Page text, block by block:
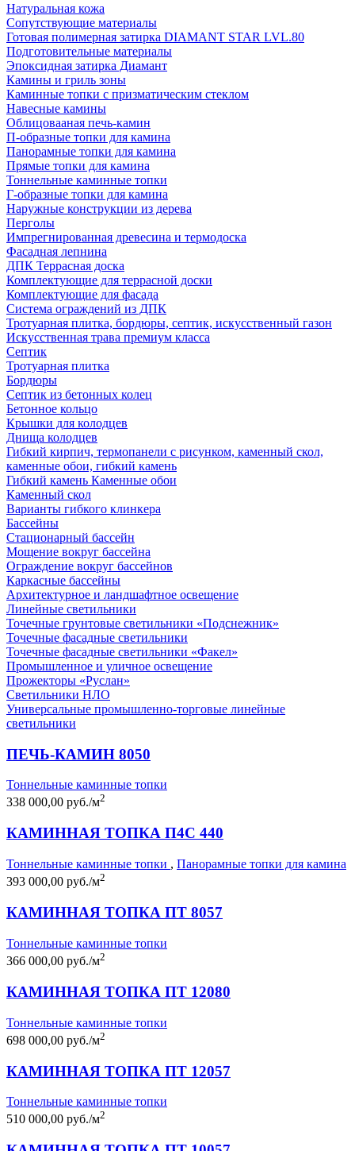
Натуральная кожа
Сопутствующие материалы
Готовая полимерная затирка DIAMANT STAR LVL.80
Подготовительные материалы
Эпоксидная затирка Диамант
Камины и гриль зоны
Каминные топки с призматическим стеклом
Навесные камины
Облицовааная печь-камин
П-образные топки для камина
Панорамные топки для камина
Прямые топки для камина
Тоннельные каминные топки
Г-образные топки для камина
Наружные конструкции из дерева
Перголы
Импрегнированная древесина и термодоска
Фасадная лепнина
ДПК Террасная доска
Комплектующие для террасной доски
Комплектующие для фасада
Система ограждений из ДПК
Тротуарная плитка, бордюры, септик, искусственный газон
Искусственная трава премиум класса
Септик
Тротуарная плитка
Бордюры
Септик из бетонных колец
Бетонное кольцо
Крышки для колодцев
Днища колодцев
Гибкий кирпич, термопанели с рисунком, каменный скол,
каменные обои, гибкий камень
Гибкий камень Каменные обои
Каменный скол
Варианты гибкого клинкера
Бассейны
Стационарный бассейн
Мощение вокруг бассейна
Ограждение вокруг бассейнов
Каркасные бассейны
Архитектурное и ландшафтное освещение
Линейные светильники
Точечные грунтовые светильники «Подснежник»
Точечные фасадные светильники
Точечные фасадные светильники «Факел»
Промышленное и уличное освещение
Прожекторы «Руслан»
Светильники НЛО
Универсальные промышленно-торговые линейные
светильники
ПЕЧЬ-КАМИН 8050
Тоннельные каминные топки
338 000,00 руб./м2
КАМИННАЯ ТОПКА П4С 440
Тоннельные каминные топки , Панорамные топки для камина
393 000,00 руб./м2
КАМИННАЯ ТОПКА ПТ 8057
Тоннельные каминные топки
366 000,00 руб./м2
КАМИННАЯ ТОПКА ПТ 12080
Тоннельные каминные топки
698 000,00 руб./м2
КАМИННАЯ ТОПКА ПТ 12057
Тоннельные каминные топки
510 000,00 руб./м2